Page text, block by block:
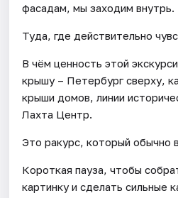
фасадам, мы заходим внутрь.
Туда, где действительно
В чём ценность этой
крышу – Петербург сверху,
крыши домов, линии
Лахта Центр.
Это ракурс, который обычно
Короткая пауза, чтобы
картинку и сделать сильные